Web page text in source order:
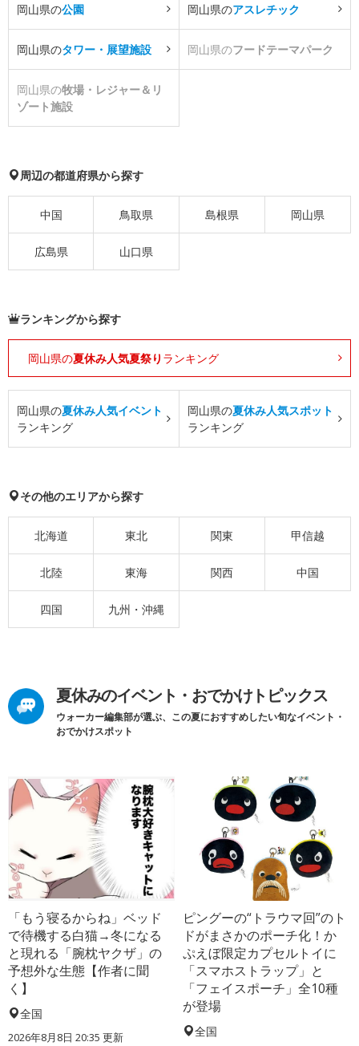
岡山県の公園 岡山県のアスレチック
岡山県のタワー・展望施設 岡山県のフードテーマパーク
岡山県の牧場・レジャー＆リ
ゾート施設
周辺の都道府県から探す
中国 鳥取県 島根県 岡山県
広島県 山口県
ランキングから探す
岡山県の夏休み人気夏祭り ランキング
岡山県の夏休み人気イベント
ランキング
岡山県の夏休み人気スポット
ランキング
その他のエリアから探す
北海道 東北 関東 甲信越
北陸 東海 関西 中国
四国 九州・沖縄
夏休みのイベント・おでかけトピックス
ウォーカー編集部が選ぶ、この夏におすすめしたい旬なイベント・
おでかけスポット
「もう寝るからね」ベッド
で待機する白猫→冬になる
と現れる「腕枕ヤクザ」の
予想外な生態【作者に聞
く】
全国
2026年8月8日 20:35 更新
ピングーの“トラウマ回”のト
ドがまさかのポーチ化！か
ぷえぼ限定カプセルトイに
「スマホストラップ」と
「フェイスポーチ」全10種
が登場
全国